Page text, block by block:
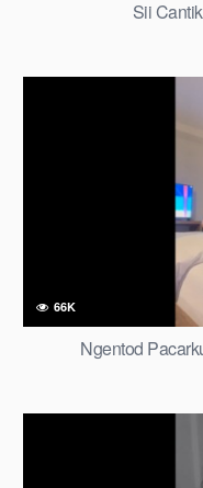
Sii
66K
Ngentod